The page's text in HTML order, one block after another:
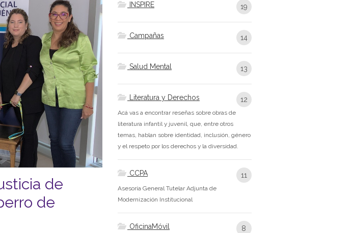
de
de
INSPIRE 19
Campañas 14
Salud Mental 13
Literatura y Derechos 12
Acá vas a encontrar reseñas sobre obras de
literatura infantil y juvenil, que, entre otros
temas, hablan sobre identidad, inclusión, género
y el respeto por los derechos y la diversidad.
CCPA 11
Asesoría General Tutelar Adjunta de
Modernización Institucional
OficinaMóvil 8